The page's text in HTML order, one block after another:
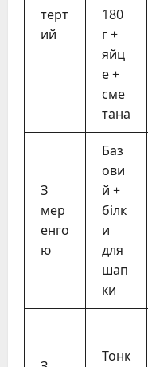
терт
ий
180
г +
яйц
е +
сме
тана
З
мер
енго
ю
Баз
ови
й +
білк
и
для
шап
ки
Тонк